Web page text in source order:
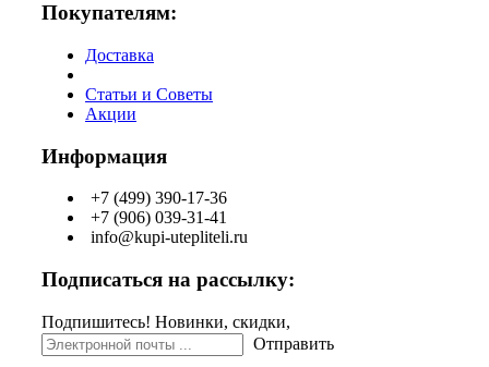
Покупателям:
Доставка
Статьи и Советы
Акции
Информация
+7 (499) 390-17-36
+7 (906) 039-31-41
info@kupi-utepliteli.ru
Подписаться на рассылку:
Подпишитесь! Новинки, скидки,
Отправить